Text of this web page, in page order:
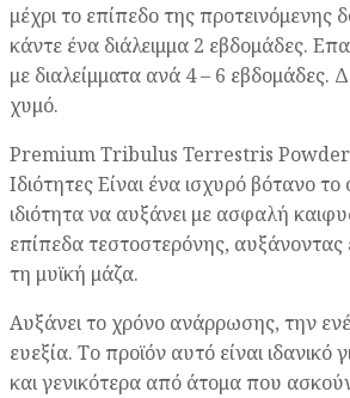
μέχρι το επίπεδο της προτεινόμενης
κάντε ένα διάλειμμα 2 εβδομάδες.
με διαλείμματα ανά 4 – 6 εβδομάδες.
χυμό.
Premium Tribulus Terrestris Powder
Ιδιότητες Είναι ένα ισχυρό βότανο το
ιδιότητα να αυξάνει με ασφαλή
επίπεδα τεστοστερόνης, αυξάνοντας
τη μυϊκή μάζα.
Αυξάνει το χρόνο ανάρρωσης, την
ευεξία. Το προϊόν αυτό είναι ιδανικό
και γενικότερα από άτομα που